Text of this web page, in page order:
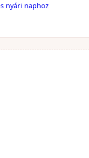
nyári naphoz